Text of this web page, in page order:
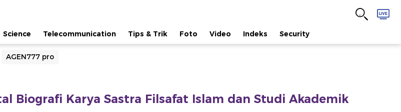
Science Telecommunication Tips & Trik Foto Video Indeks Security
AGEN777 pro
Biografi Karya Sastra Filsafat Islam dan Studi Akademik